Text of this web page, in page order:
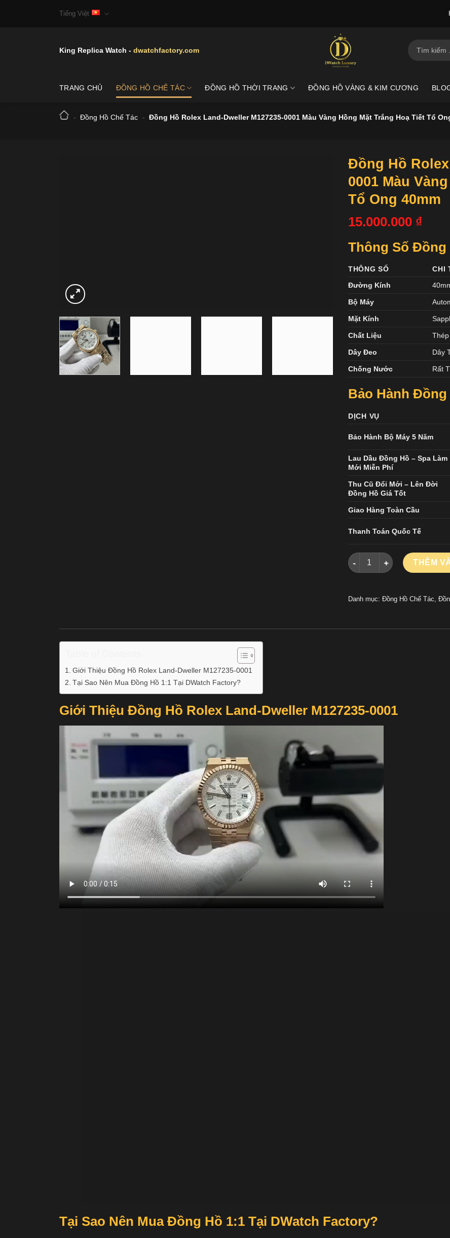
Tiếng Việt
King Replica Watch - dwatchfactory.com
Tìm
kiếm:
TRANG CHỦ ĐỒNG HỒ CHẾ TÁC ĐỒNG HỒ THỜI TRANG ĐỒNG HỒ VÀNG & KIM CƯƠNG
- Đồng Hồ Chế Tác - Đồng Hồ Rolex Land-Dweller M127235-0001 Màu Vàng Hồng Mặt Trắng Hoạ Tiết Tổ
Đồng Hồ
0001 Màu
Tổ Ong 40mm
15.000.000 ₫
Thông Số Đồng
THÔNG SỐ
CHI
Đường Kính
Bộ Máy
Mặt Kính
Chất Liệu
Dây Đeo Dây
Chống Nước Rất
Bảo Hành Đồng
DỊCH VỤ
Bảo Hành Bộ Máy 5 Năm
Lau Dầu Đồng Hồ – Spa Làm
Mới Miễn Phí
Thu Cũ Đổi Mới – Lên Đời
Đồng Hồ Giá Tốt
Giao Hàng Toàn Cầu
Thanh Toán Quốc Tế
Đồng Hồ Rolex Land-Dweller
THÊM
Danh mục: Đồng Hồ Chế Tác
Giới Thiệu Đồng Hồ Rolex Land-Dweller M127235-0001
Tại Sao Nên Mua Đồng Hồ 1:1 Tại DWatch Factory?
Giới Thiệu Đồng Hồ Rolex Land-Dweller M127235-0001
Tại Sao Nên Mua Đồng Hồ 1:1 Tại DWatch Factory?